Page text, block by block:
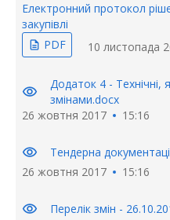
Електронний протокол
закупівлі
description PDF 10 листопада
visibility
Додаток 4 - Технічні,
змінами.docx
26 жовтня 2017
15:16
visibility
Тендерна
26 жовтня 2017
15:16
visibility
Перелік змін -